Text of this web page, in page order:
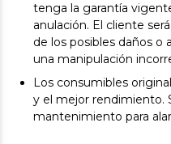
tenga la garantía
anulación. El cliente
de los posibles daños o
una manipulación
Los consumibles
y el mejor rendimiento.
mantenimiento para